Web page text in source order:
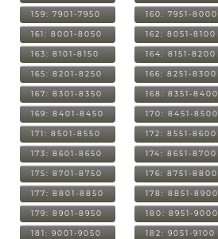
159: 7901-7950 160: 7951-8000
161: 8001-8050 162: 8051-8100
163: 8101-8150 164: 8151-8200
165: 8201-8250 166: 8251-8300
167: 8301-8350 168: 8351-8400
169: 8401-8450 170: 8451-8500
171: 8501-8550 172: 8551-8600
173: 8601-8650 174: 8651-8700
175: 8701-8750 176: 8751-8800
177: 8801-8850 178: 8851-8900
179: 8901-8950 180: 8951-9000
181: 9001-9050 182: 9051-9100